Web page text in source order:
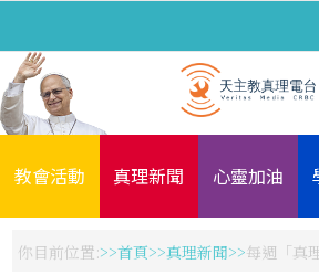
教會活動 真理新聞 心靈加油
你目前位置: 首頁 真理新聞 每週「真